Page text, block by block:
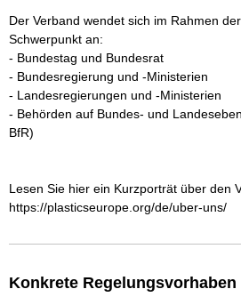
Der Verband wendet sich im Rahmen
Schwerpunkt an:
- Bundestag und Bundesrat
- Bundesregierung und -Ministerien
- Landesregierungen und -Ministerien
- Behörden auf Bundes- und
BfR)
Lesen Sie hier ein Kurzporträt über den
Konkrete Regelungsvorhaben